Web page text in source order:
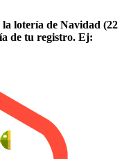
lotería de Navidad (22
de tu registro. Ej: